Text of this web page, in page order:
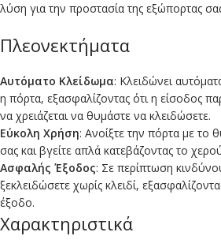
λύση για την προστασία της εξώπορτας
Πλεονεκτήματα
Αυτόματο Κλείδωμα: Κλειδώνει
η πόρτα, εξασφαλίζοντας ότι η είσοδος
να χρειάζεται να θυμάστε να κλειδώσετε.
Εύκολη Χρήση: Ανοίξτε την πόρτα με το
σας και βγείτε απλά κατεβάζοντας το
Ασφαλής Έξοδος: Σε περίπτωση
ξεκλειδώσετε χωρίς κλειδί,
έξοδο.
Χαρακτηριστικά